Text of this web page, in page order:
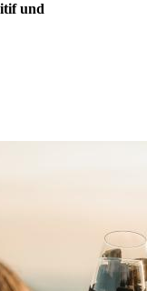
und